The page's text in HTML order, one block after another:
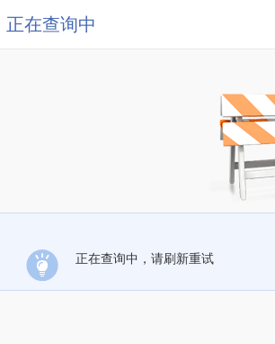
正在查询中
正在查询中，请刷新重试